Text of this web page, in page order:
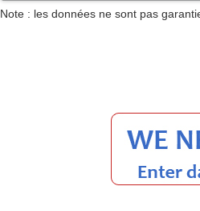
Note : les données ne sont pas